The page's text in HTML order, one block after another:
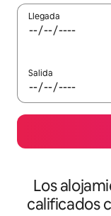
Llegada
Salida
Los
calificados